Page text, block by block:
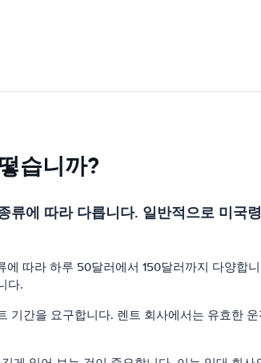
습니까?
에 따라 다릅니다. 일반적으로 미국
따라 하루 50달러에서 150달러까지 다양합
다.
간을 요구합니다. 렌트 회사에서는 유효한